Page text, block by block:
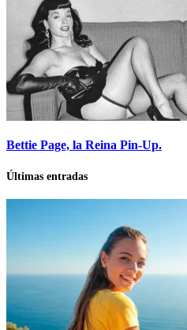
Bettie Page, la Reina Pin-Up.
Últimas entradas